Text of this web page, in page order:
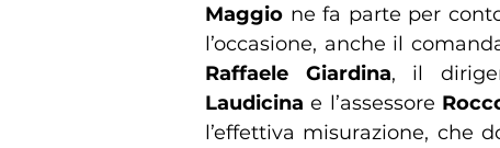
Maggio ne fa parte per
l’occasione, anche il
Raffaele Giardina, il
Laudicina e l’assessore
l’effettiva misurazione, che